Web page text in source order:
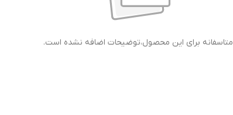
متاسفانه برای این محصول،توضیحات اضافه نشده است.